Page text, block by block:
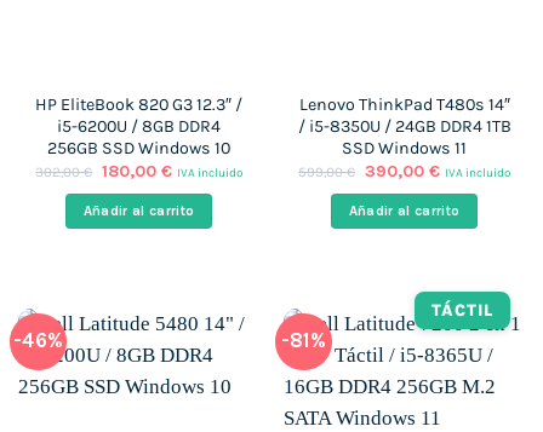
HP EliteBook 820 G3 12.3″ /
i5-6200U / 8GB DDR4
256GB SSD Windows 10
302,00€ El
original
era:
180,00 €El
actual
es:
IVA incluido
Añadir al carrito
Lenovo ThinkPad T480s 14″
/ i5-8350U / 24GB DDR4 1TB
SSD Windows 11
599,00€ El
original
era:
390,00 €El
actual
es:
IVA incluido
Añadir al carrito
-46% -81%
TÁCTIL